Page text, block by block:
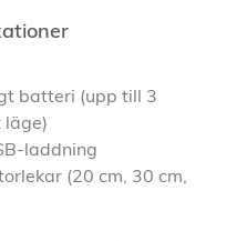
batteri (upp till 3
läge)
laddning
(20 cm, 30 cm,